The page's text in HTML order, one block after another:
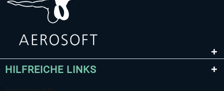
HILFREICHE LINKS